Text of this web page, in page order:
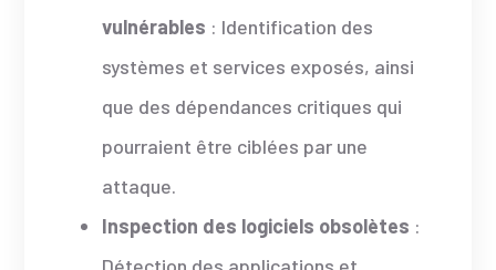
vulnérables : Identification des
systèmes et services exposés, ainsi
que des dépendances critiques qui
pourraient être ciblées par une
attaque.
Inspection des logiciels obsolètes :